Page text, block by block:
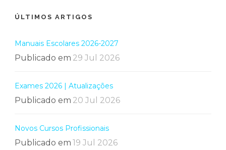
ÚLTIMOS ARTIGOS
Manuais Escolares 2026-2027
Publicado em 29 Jul 2026
Exames 2026 | Atualizações
Publicado em 20 Jul 2026
Novos Cursos Profissionais
Publicado em 19 Jul 2026